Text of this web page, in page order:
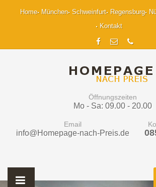
Home München Schweinfurt Regensburg
Kontakt
Öffnungszeiten
Mo - Sa: 09.00 - 20.00
Email
info@Homepage-nach-Preis.de